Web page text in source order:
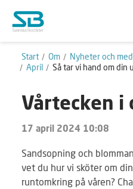
Start Om Nyheter och
April
Så tar vi hand om din
Vårtecken i
17 april 2024 10:08
Sandsopning och
vet du hur vi sköter om
runtomkring på våren?